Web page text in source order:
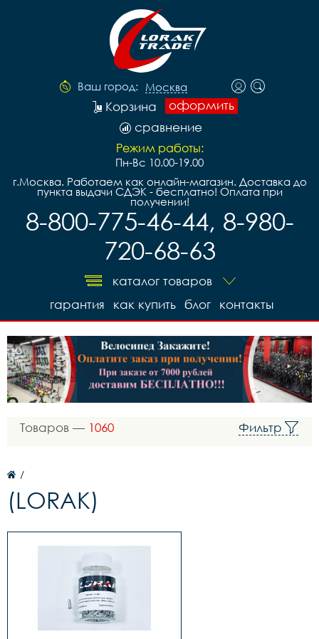
Ваш город: Москва
оформить
Корзина
сравнение
Режим работы:
Пн-Вс 10.00-19.00
г.Москва. Работаем как онлайн-магазин. Доставка до
пункта выдачи СДЭК - бесплатно! Оплата при
получении!
8-800-775-46-44, 8-980-
720-68-63
каталог товаров
контакты
блог
как купить
гарантия
Товаров — 1060 Фильтр
/
(LORAK)